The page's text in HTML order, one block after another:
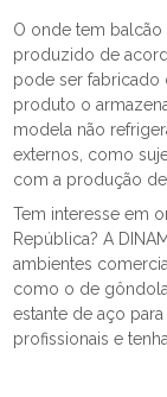
O onde tem
produzido de
pode ser fabricado
produto o
modela não
externos, como
com a produção
Tem interesse em
República? A
ambientes
como o de
estante de aço
profissionais e